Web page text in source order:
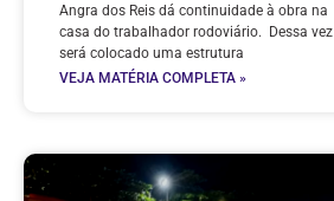
Angra dos Reis dá continuidade à obra na
casa do trabalhador rodoviário. Dessa vez
será colocado uma estrutura
VEJA MATÉRIA COMPLETA »